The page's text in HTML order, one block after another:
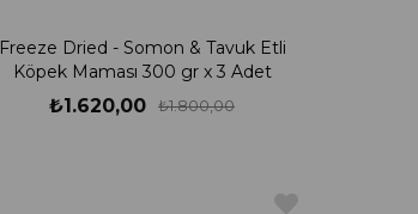
Freeze Dried - Somon & Tavuk Etli
Köpek Maması 300 gr x 3 Adet
₺1.620,00 ₺1.800,00